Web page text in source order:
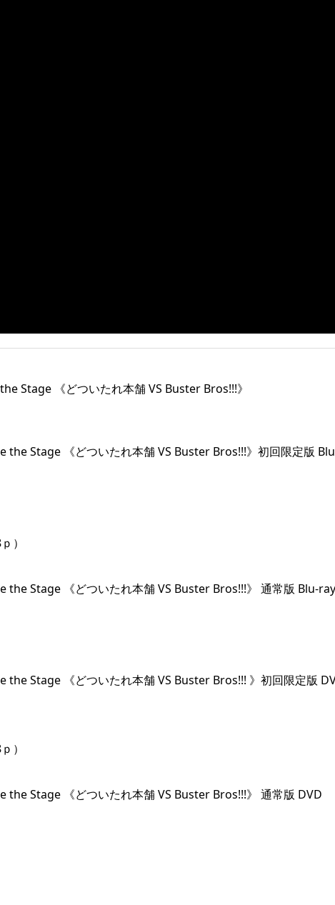
Stage 《どついたれ本舗 VS Buster Bros!!!》
Stage 《どついたれ本舗 VS Buster Bros!!!》初回限定版
）
the Stage 《どついたれ本舗 VS Buster Bros!!!》 通常版 Blu-ray
Stage 《どついたれ本舗 VS Buster Bros!!! 》初回限定版
）
Stage 《どついたれ本舗 VS Buster Bros!!!》 通常版 DVD